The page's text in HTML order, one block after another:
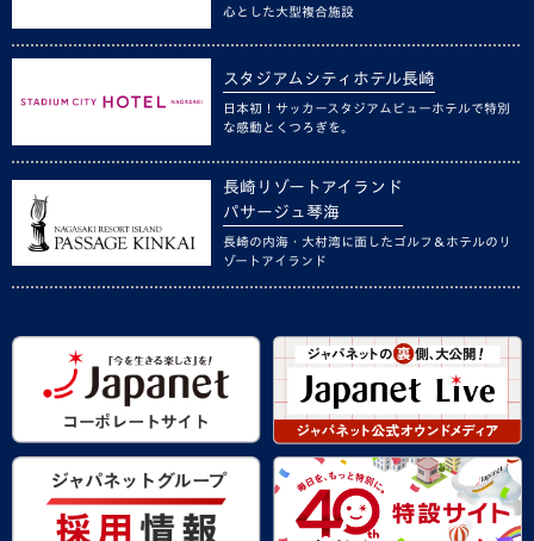
心とした大型複合施設
スタジアムシティホテル長崎
日本初！サッカースタジアムビューホテルで特別
な感動とくつろぎを。
長崎リゾートアイランド
パサージュ琴海
長崎の内海・大村湾に面したゴルフ＆ホテルのリ
ゾートアイランド